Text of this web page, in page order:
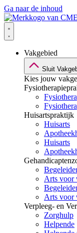
Ga naar de inhoud
Vakgebied
Sluit
Kies jouw
Huisartspraktijk
Huisarts
Huisarts
Arts voor
Arts voor
Verpleeg- en
Zorghulp
Helpende